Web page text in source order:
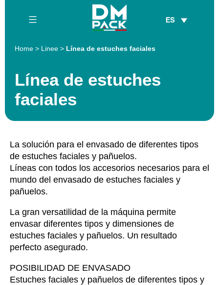
DM
ES
Home > Linee > Línea de estuches faciales
Línea de estuches
faciales
La solución para el envasado de diferentes tipos
de estuches faciales y pañuelos.
Líneas con todos los accesorios necesarios para el
mundo del envasado de estuches faciales y
pañuelos.
La gran versatilidad de la máquina permite
envasar diferentes tipos y dimensiones de
estuches faciales y pañuelos. Un resultado
perfecto asegurado.
POSIBILIDAD DE ENVASADO
Estuches faciales y pañuelos de diferentes tipos y